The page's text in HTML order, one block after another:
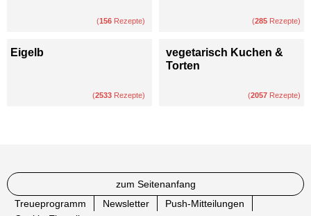
(156 Rezepte) (285 Rezepte)
Eigelb
(2533 Rezepte)
vegetarisch Kuchen &
Torten
(2057 Rezepte)
zum Seitenanfang
Treueprogramm
Newsletter
Push-Mitteilungen